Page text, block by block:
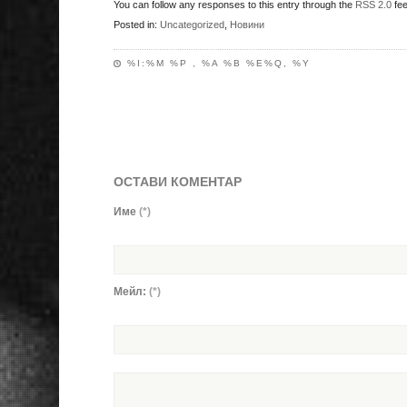
You can follow any responses to this entry through the RSS 2.0
Posted in: Uncategorized Новини
%I:%M %P , %A %B %E%Q, %Y
ОСТАВИ КОМЕНТАР
Име (*)
Мейл: (*)